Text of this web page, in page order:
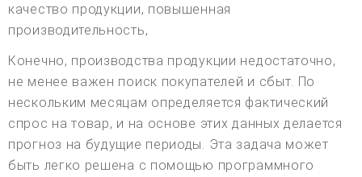
качество продукции, повышенная
производительность,
Конечно, производства продукции недостаточно,
не менее важен поиск покупателей и сбыт. По
нескольким месяцам определяется фактический
спрос на товар, и на основе этих данных делается
прогноз на будущие периоды. Эта задача может
быть легко решена с помощью программного